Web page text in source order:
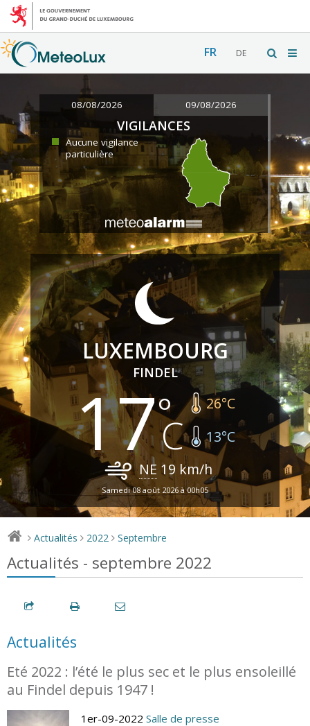
FR DE
08/08/2026 09/08/2026
VIGILANCES
Aucune vigilance
particulière
LUXEMBOURG
FINDEL
17 26°C
13°C
NE 19 km/h
Samedi 08 août 2026 à 00h05
> Actualités > 2022 > Septembre
Actualités - septembre 2022
Actualités
Eté 2022 : l’été le plus sec et le plus ensoleillé
au Findel depuis 1947 !
1er-09-2022 Salle de presse